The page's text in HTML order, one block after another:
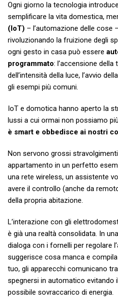
Ogni giorno la tecnologia
semplificare la vita domestica,
(IoT) – l’automazione delle cose
rivoluzionando la fruizione degli
ogni gesto in casa può essere
programmato: l’accensione della
dell’intensità della luce, l’avvio
gli esempi più comuni.
IoT e domotica hanno aperto la
lussi a cui ormai non possiamo
è smart e obbedisce ai nostri
Non servono grossi
appartamento in un perfetto
una rete wireless, un assistente
avere il controllo (anche da
della propria abitazione.
L’interazione con gli
è già una realtà consolidata. In una
dialoga con i fornelli per regolare
suggerisce cosa manca e
tuo, gli apparecchi comunicano
spegnersi in automatico evitando
possibile sovraccarico di energia.